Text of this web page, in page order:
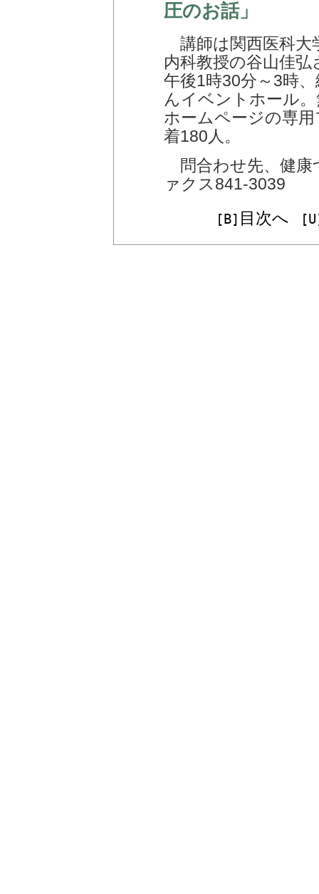
圧のお話」
講師は関西医科大
内科教授の谷山佳
午後1時30分～3時
んイベントホール
ホームページの専
着180人。
問合わせ先、健
ァクス841-3039
[B] 目次へ